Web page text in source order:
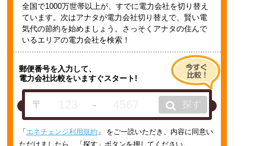
全国で1000万世帯以上が、すでに電力会社を切り替え
ています。次はアナタが電力会社切り替えで、賢い電
気代の節約を始めましょう。さっそくアナタの住んで
いるエリアの電力会社を検索！
郵便番号を入力して、
電力会社比較をいますぐスタート!
〒 - 探す
「 エネチェンジ利用規約 」 をご一読いただき、内容に同意い